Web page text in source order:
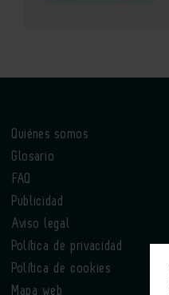
Quiénes somos
Glosario
FAQ
Publicidad
Aviso legal
Política de privacidad
Política de cookies
Mapa web